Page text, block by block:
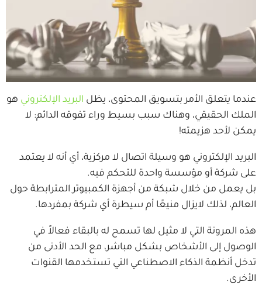
عندما يتعلق الأمر بتسويق المحتوى، يظل البريد الإلكتروني هو
الملك الحقيقي، وهناك سبب بسيط وراء تفوقه الدائم: لا
يمكن لأحد هزيمته!
البريد الإلكتروني هو وسيلة اتصال لا مركزية، أي أنه لا يعتمد
على شركة أو مؤسسة واحدة للتحكم فيه.
بل يعمل من خلال شبكة من أجهزة الكمبيوتر المترابطة حول
العالم، لذلك لايزال منيعًا أم سيطرة أي شركة بمفردها.
هذه المرونة التي لا مثيل لها تسمح له بالبقاء فعالاً في
الوصول إلى الأشخاص بشكل مباشر، مع الحد الأدنى من
تدخل أنظمة الذكاء الاصطناعي التي تستخدمها القنوات
الأخرى.